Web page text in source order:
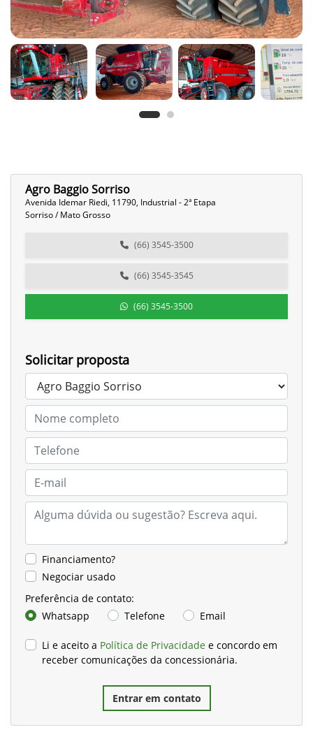
Agro Baggio Sorriso
Avenida Idemar Riedi, 11790, Industrial - 2ª Etapa
Sorriso / Mato Grosso
(66) 3545-3500
(66) 3545-3545
(66) 3545-3500
Solicitar proposta
Financiamento?
Negociar usado
Preferência de contato:
Whatsapp
Telefone Email
Li e aceito a Política de Privacidade e concordo em
receber comunicações da concessionária.
Entrar em contato